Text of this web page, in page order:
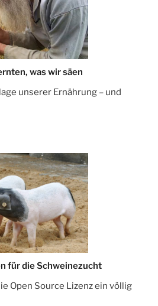
was wir säen
unserer Ernährung – und
für die Schweinezucht
Open Source Lizenz ein völlig